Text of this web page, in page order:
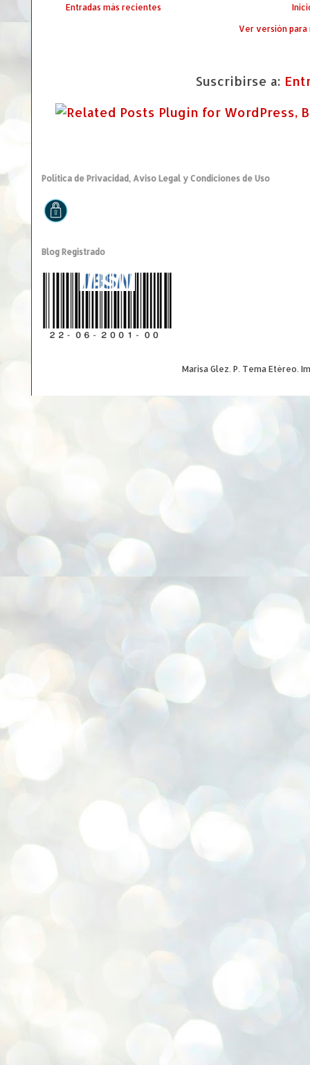
Entradas más recientes
Ver versión
Suscribirse a:
Política de Privacidad, Aviso Legal y Condiciones de Uso
Blog Registrado
Marisa Glez. P. Tema Etéreo.